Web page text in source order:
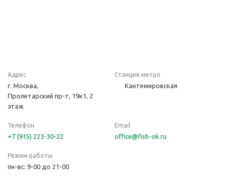
Адрес
г. Москва,
Пролетарский пр-т, 19к1, 2
этаж
Станция метро
Кантемировская
Телефон
+7 (915) 223-30-22
Email
office@fish-ok.ru
Режим работы
пн-вс: 9-00 до 21-00